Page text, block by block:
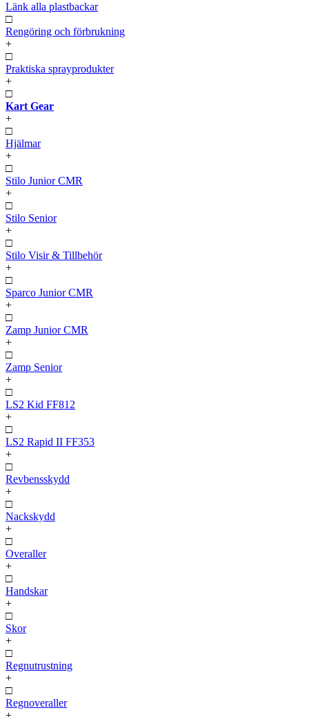
Länk alla plastbackar
□
Rengöring och förbrukning
+
□
Praktiska sprayprodukter
+
□
Kart Gear
+
□
Hjälmar
+
□
Stilo Junior CMR
+
□
Stilo Senior
+
□
Stilo Visir & Tillbehör
+
□
Sparco Junior CMR
+
□
Zamp Junior CMR
+
□
Zamp Senior
+
□
LS2 Kid FF812
+
□
LS2 Rapid II FF353
+
□
Revbensskydd
+
□
Nackskydd
+
□
Overaller
+
□
Handskar
+
□
Skor
+
□
Regnutrustning
+
□
Regnoveraller